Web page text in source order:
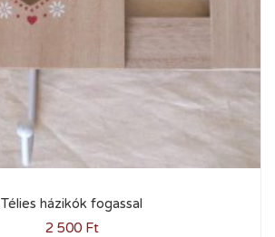
Télies házikók fogassal
2 500 Ft